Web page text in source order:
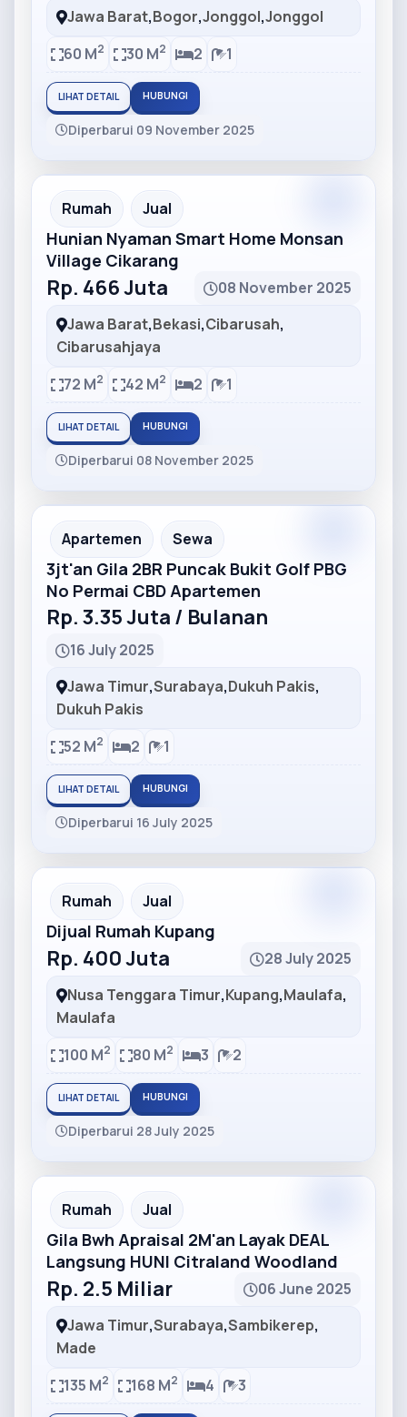
Jawa Barat,Bogor,Jonggol,Jonggol
60 M2 30 M2 2 1
LIHAT DETAIL HUBUNGI
Diperbarui 09 November 2025
Partner Ad
Rumah Jual
Hunian Nyaman Smart Home Monsan
Village Cikarang
Rp. 466 Juta
08 November 2025
Jawa Barat,Bekasi,Cibarusah,
Cibarusahjaya
72 M2 42 M2 2 1
LIHAT DETAIL HUBUNGI
Diperbarui 08 November 2025
Partner Ad
Apartemen Sewa
3jt'an Gila 2BR Puncak Bukit Golf PBG
No Permai CBD Apartemen
Rp. 3.35 Juta / Bulanan
16 July 2025
Jawa Timur,Surabaya,Dukuh Pakis,
Dukuh Pakis
52 M2 2 1
LIHAT DETAIL HUBUNGI
Diperbarui 16 July 2025
Partner Ad
Rumah Jual
Dijual Rumah Kupang
Rp. 400 Juta
28 July 2025
Nusa Tenggara Timur,Kupang,Maulafa,
Maulafa
100 M2 80 M2 3 2
LIHAT DETAIL HUBUNGI
Diperbarui 28 July 2025
Partner Ad
Rumah Jual
Gila Bwh Apraisal 2M'an Layak DEAL
Langsung HUNI Citraland Woodland
Rp. 2.5 Miliar
06 June 2025
Jawa Timur,Surabaya,Sambikerep,
Made
135 M2 168 M2 4 3